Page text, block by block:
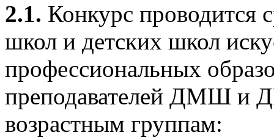
2.1. Конкурс проводится
школ и детских школ
профессиональных
преподавателей ДМШ и
возрастным группам: